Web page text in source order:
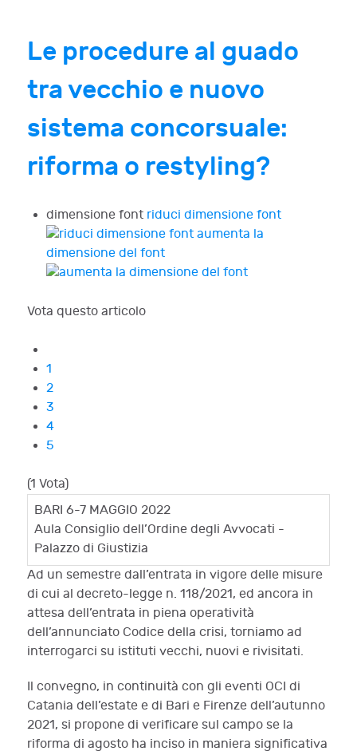
Le procedure al guado
tra vecchio e nuovo
sistema concorsuale:
riforma o restyling?
dimensione font riduci dimensione font
aumenta la
dimensione del font
Vota questo articolo
1
2
3
4
5
(1 Vota)
BARI 6-7 MAGGIO 2022
Aula Consiglio dell’Ordine degli Avvocati -
Palazzo di Giustizia
Ad un semestre dall’entrata in vigore delle misure
di cui al decreto-legge n. 118/2021, ed ancora in
attesa dell’entrata in piena operatività
dell’annunciato Codice della crisi, torniamo ad
interrogarci su istituti vecchi, nuovi e rivisitati.
Il convegno, in continuità con gli eventi OCI di
Catania dell’estate e di Bari e Firenze dell’autunno
2021, si propone di verificare sul campo se la
riforma di agosto ha inciso in maniera significativa